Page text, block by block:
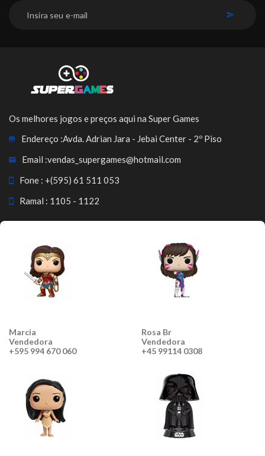
Os melhores jogos e preços aqui na Super Games
Endereço :Avda. Adrian Jara - Jebai Center - 2º Piso
Email :vendas_supergames@hotmail.com
Fone : +(595) 61 511 053
Ramal : 1105 - 1122
Marcia
Vendedora
+595 994 670 060
Rosa Br
Vendedora
+45 99114 0308